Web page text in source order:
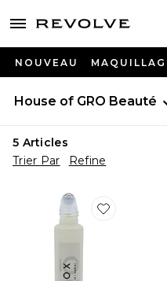
menu - shows more content
NOUVEAU
House of GRO Beauté
5 Articles
Trier Par
Refine
Favorite